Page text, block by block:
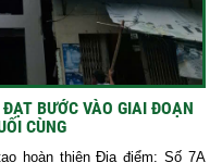
BƯỚC VÀO GIAI ĐOẠN
CÙNG
hoàn thiện Địa điểm: Số 7A